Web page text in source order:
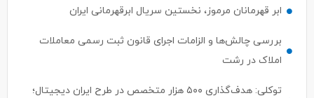
ابر قهرمانان مرموز، نخستین سریال ابرقهرمانی ایران
بررسی چالش‌ها و الزامات اجرای قانون ثبت رسمی معاملات
املاک در رشت
توکلی: هدف‌گذاری ۵۰۰ هزار متخصص در طرح ایران دیجیتال؛